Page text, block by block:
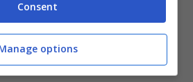
su Shein
sta infatti facendo
, e sta raggiungendole
Consent
options